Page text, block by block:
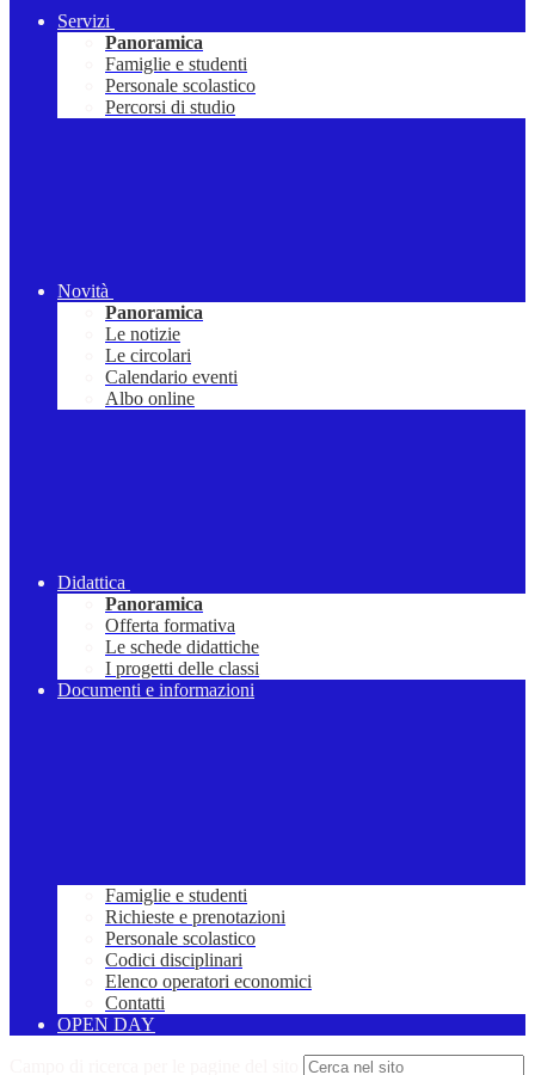
Servizi
Panoramica
Famiglie e studenti
Personale scolastico
Percorsi di studio
Novità
Panoramica
Le notizie
Le circolari
Calendario eventi
Albo online
Didattica
Panoramica
Offerta formativa
Le schede didattiche
I progetti delle classi
Documenti e informazioni
Famiglie e studenti
Richieste e prenotazioni
Personale scolastico
Codici disciplinari
Elenco operatori economici
Contatti
OPEN DAY